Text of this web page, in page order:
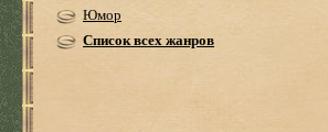
Юмор
Список всех жанров